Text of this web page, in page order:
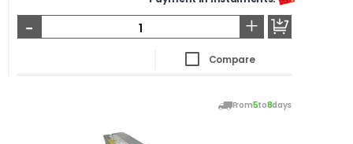
- +
Compare
From5to8days